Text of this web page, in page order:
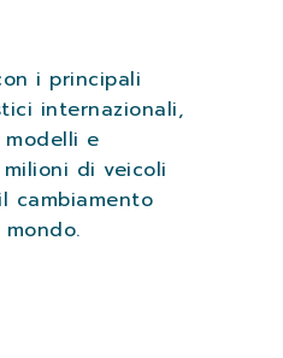
i principali
internazionali,
e
di veicoli
cambiamento